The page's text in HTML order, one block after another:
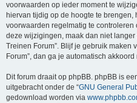
voorwaarden op ieder moment te
hiervan tijdig op de hoogte te brengen,
voorwaarden regelmatig te
deze wijzigingen, maak dan niet langer
Treinen Forum”. Blijf je gebruik maken
Forum”, dan ga je automatisch
Dit forum draait op phpBB. phpBB is
uitgebracht onder de “GNU General
gedownload worden via